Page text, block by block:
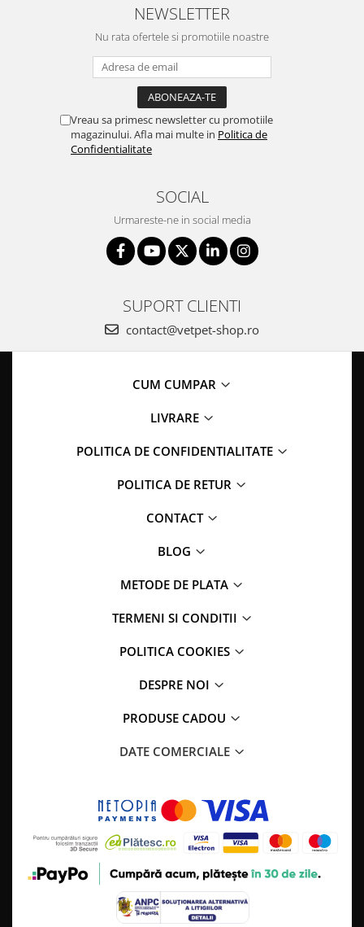
NEWSLETTER
Nu rata ofertele si promotiile noastre
Vreau sa primesc newsletter cu promotiile
magazinului. Afla mai multe in Politica de
Confidentialitate
SOCIAL
Urmareste-ne in social media
SUPORT CLIENTI
contact@vetpet-shop.ro
CUM CUMPAR
LIVRARE
POLITICA DE CONFIDENTIALITATE
POLITICA DE RETUR
CONTACT
BLOG
METODE DE PLATA
TERMENI SI CONDITII
POLITICA COOKIES
DESPRE NOI
PRODUSE CADOU
DATE COMERCIALE